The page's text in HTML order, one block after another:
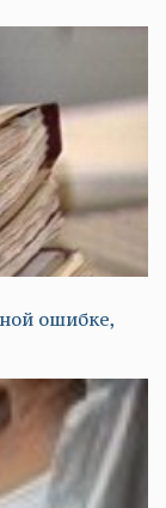
ошибке,